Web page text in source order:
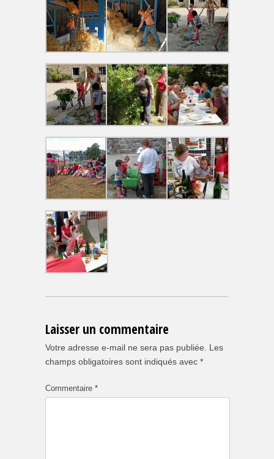
Laisser un commentaire
Votre adresse e-mail ne sera pas publiée.
Les
champs obligatoires sont indiqués avec *
Commentaire *